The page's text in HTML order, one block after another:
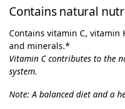
Contains natural
Contains vitamin C,
and minerals.*
Vitamin C contributes to the
system.
Note: A balanced diet and a